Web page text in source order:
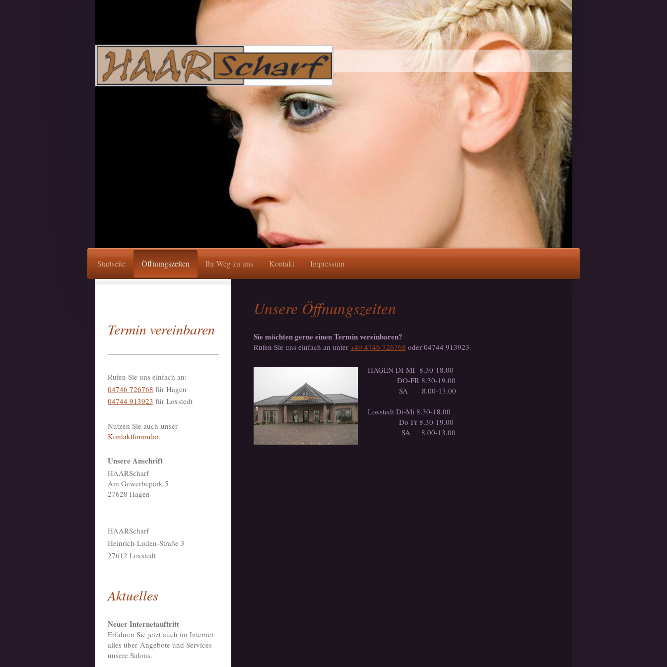
Startseite Öffnungszeiten Ihr Weg zu uns Kontakt Impressum
Unsere Öffnungszeiten
Sie möchten gerne einen Termin vereinbaren?
Rufen Sie uns einfach an unter +49 4746 726768 oder 04744 913923
HAGEN DI-MI 8.30-18.00
DO-FR 8.30-19.00
SA 8.00-13.00
Loxstedt Di-Mi 8.30-18.00
Do-Fr 8.30-19.00
SA 8.00-13.00
Termin vereinbaren
Rufen Sie uns einfach an:
04746 726768 für Hagen
04744 913923 für Loxstedt
Nutzen Sie auch unser
Kontaktformular.
Unsere Anschrift
HAARScharf
Am Gewerbepark 5
27628 Hagen
HAARScharf
Heinrich-Luden-Straße 3
27612 Loxstedt
Aktuelles
Neuer Internetauftritt
Erfahren Sie jetzt auch im Internet
alles über Angebote und Services
unsere Salons.